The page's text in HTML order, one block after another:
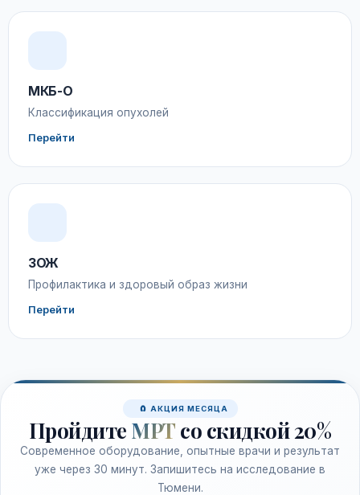
МКБ-О
Классификация опухолей
Перейти
ЗОЖ
Профилактика и здоровый образ жизни
Перейти
🧲 АКЦИЯ МЕСЯЦА
Пройдите МРТ со скидкой 20%
Современное оборудование, опытные врачи и результат
уже через 30 минут. Запишитесь на исследование в
Тюмени.